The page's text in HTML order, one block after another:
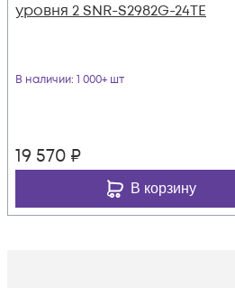
уровня 2 SNR-S2982G-24TE
В наличии: 1 000+ шт
19 570 ₽
В корзину